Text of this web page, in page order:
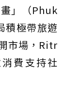
」（Phuk
積極帶旅遊
市場，Ritr
費支持社